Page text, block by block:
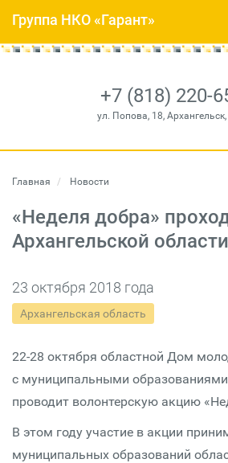
+7 (818) 220-
ул. Попова, 18,
Группа НКО «Гарант»
Главная Новости
«Неделя добра»
Архангельской области
23 октября 2018 года
Архангельская область
22-28 октября областной Дом
с муниципальными образованиями
проводит волонтерскую акцию
В этом году участие в акции
муниципальных образований